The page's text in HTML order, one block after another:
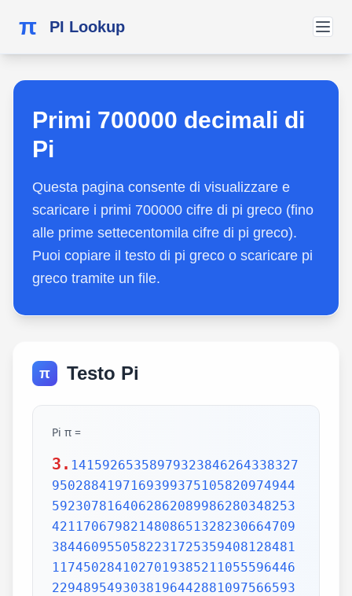
π PI Lookup
Primi 700000 decimali di
Pi
Questa pagina consente di visualizzare e
scaricare i primi 700000 cifre di pi greco (fino
alle prime settecentomila cifre di pi greco).
Puoi copiare il testo di pi greco o scaricare pi
greco tramite un file.
π Testo Pi
Pi π =
3. 1415926535897932384626433832795028841971693993751058209749445923078164062862089986280348253421170679821480865132823066470938446095505822317253594081284811174502841027019385211055596446229489549303819644288109756659334461284756482337867831652712019091456485669234603486104543266482133936072602491412737245870066063155881748815209209628292540917153643678925903600113305305488204665213841469519415116094330572703657595919530921861173819326117931051185480744623799627495673518857527248912279381830119491298336733624406566430860213949463952247371907021798609437027705392171762931767523846748184676694051320005681271452635608277857713427577896091736371787214684409012249534301465495853710507922796892589235420199561121290219608640344181598136297747713099605187072113499999983729780499510597317328160963185950244594553469083026425223082533446850352619311881710100031378387528865875332083814206171776691473035982534904287554687311595628638823537875937519577818577805321712268066130019278766111959092164201989380952572010654858632788659361533818279682303019520353018529689957736225994138912497217752834791315155748572424541506959508295331168617278558890750983817546374649393192550604009277016711390098488240128583616035637076601047101819429555961989467678374494482553797747268471040475346462080466842590694912933136770289891521047521620569660240580381501935112533824300355876402474964732639141992726042699227967823547816360093417216412199245863150302861829745557067498385054945885869269956909272107975093029553211653449872027559602364806654991198818347977535663698074265425278625518184175746728909777727938000816470600161452491921732172147723501414419735685481613611573525521334757418494684385233239073941433345477624168625189835694855620992192221842725502542568876717904946016534668049886272327917860857843838279679766814541009538837863609506800642251252051173929848960841284886269456042419652850222106611863067442786220391949450471237137869609563643719172874677646575739624138908658326459958133904780275900994657640789512694683983525957098258226205224894077267194782684826014769909026401363944374553050682034962524517493996514314298091906592509372216964615157098583874105978859597729754989301617539284681382686838689427741559918559252459539594310499725246808459872736446958486538367362226260991246080512438843904512441365497627807977156914359977001296160894416948685558484063534220722258284886481584560285060168427394522674676788952521385225499546667278239864565961163548862305774564980355936345681743241125150760694794510965960940252288797108931456691368672287489405601015033086179286809208747609178249385890097149096759852613655497818931297848216829989487226588048575640142704775551323796414515237462343645428584447952658678210511413547357395231134271661021359695362314429524849371871101457654035902799344037420073105785390621983874478084784896833214457138687519435064302184531910484810053706146806749192781911979399520614196634287544406437451237181921799983910159195618146751426912397489409071864942319615679452080951465502252316038819301420937621378559566389377870830390697920773467221825625996615014215030680384477345492026054146659252014974428507325186660021324340881907104863317346496514539057962685610055081066587969981635747363840525714591028970641401109712062804390397595156771577004203378699360072305587631763594218731251471205329281918261861258673215791984148488291644706095752706957220917567116722910981690915280173506712748583222871835209353965725121083579151369882091444210067510334671103141267111369908658516398315019701651511685171437657618351556508849099898599823873455283316355076479185358932261854896321329330898570642046752590709154814165498594616371802709819943099244889575712828905923233260972997120844335732654893823911932597463667305836041428138830320382490375898524374417029132765618093773444030707469211201913020330380197621101100449293215160842444859637669838952286847831235526582131449576857262433441893039686426243410773226978028073189154411010446823252716201052652272111660396665573092547110557853763466820653109896526918620564769312570586356620185581007293606598764861179104533488503461136576867532494416680396265797877185560845529654126654085306143444318586769751456614068007002378776591344017127494704205622305389945613140711270004078547332699390814546646458807972708266830634328587856983052358089330657574067954571637752542021149557615814002501262285941302164715509792592309907965473761255176567513575178296664547791745011299614890304639947132962107340437518957359614589019389713111790429782856475032031986915140287080859904801094121472213179476477726224142548545403321571853061422881375850430633217518297986622371721591607716692547487389866549494501146540628433663937900397692656721463853067360965712091807638327166416274888800786925602902284721040317211860820419000422966171196377921337575114959501566049631862947265473642523081770367515906735023507283540567040386743513622224771589150495309844489333096340878076932599397805419341447377441842631298608099888687413260472156951623965864573021631598193195167353812974167729478672422924654366800980676928238280689964004824354037014163149658979409243237896907069779422362508221688957383798623001593776471651228935786015881617557829735233446042815126272037343146531977774160319906655418763979293344195215413418994854447345673831624993419131814809277771038638773431772075456545322077709212019051660962804909263601975988281613323166636528619326686336062735676303544776280350450777235547105859548702790814356240145171806246436267945612753181340783303362542327839449753824372058353114771199260638133467768796959703098339130771098704085913374641442822772634659470474587847787201927715280731767907707157213444730605700733492436931138350493163128404251219256517980694113528013147013047816437885185290928545201165839341965621349143415956258658655705526904965209858033850722426482939728584783163057777560688876446248246857926039535277348030480290058760758251047470916439613626760449256274204208320856611906254543372131535958450687724602901618766795240616342522577195429162991930645537799140373404328752628889639958794757291746426357455254079091451357111369410911939325191076020825202618798531887705842972591677813149699009019211697173727847684726860849003377024242916513005005168323364350389517029893922334517220138128069650117844087451960121228599371623130171144484640903890644954440061986907548516026327505298349187407866808818338510228334508504860825039302133219715518430635455007668282949304137765527939751754613953984683393638304746119966538581538420568533862186725233402830871123282789212507712629463229563989898935821167456270102183564622013496715188190973038119800497340723961036854066431939509790190699639552453005450580685501956730229219139339185680344903982059551002263535361920419947455385938102343955449597783779023742161727111723643435439478221818528624085140066604433258885698670543154706965747458550332323342107301545940516553790686627333799585115625784322988273723198987571415957811196358330059408730681216028764962867446047746491599505497374256269010490377819868359381465741268049256487985561453723478673303904688383436346553794986419270563872931748723320837601123029911367938627089438799362016295154133714248928307220126901475466847653576164773794675200490757155527819653621323926406160136358155907422020203187277605277219005561484255518792530343513984425322341576233610642506390497500865627109535919465897514131034822769306247435363256916078154781811528436679570611086153315044521274739245449454236828860613408414863776700961207151249140430272538607648236341433462351897576645216413767969031495019108575984423919862916421939949072362346468441173940326591840443780513338945257423995082965912285085558215725031071257012668302402929525220118726767562204154205161841634847565169998116141010029960783869092916030288400269104140792886215078424516709087000699282120660418371806535567252532567532861291042487761825829765157959847035622262934860034158722980534989650226291748788202734209222245339856264766914905562842503912757710284027998066365825488926488025456610172967026640765590429099456815065265305371829412703369313785178609040708667114965583434347693385781711386455873678123014587687126603489139095620099393610310291616152881384379099042317473363948045759314931405297634757481193567091101377517210080315590248530906692037671922033229094334676851422144773793937517034436619910403375111735471918550464490263655128162288244625759163330391072253837421821408835086573917715096828874782656995995744906617583441375223970968340800535598491754173818839994469748676265516582765848358845314277568790029095170283529716344562129640435231176006651012412006597558512761785838292041974844236080071930457618932349229279650198751872127267507981255470958904556357921221033346697499235630254947802490114195212382815309114079073860251522742995818072471625916685451333123948049470791191532673430282441860414263639548000448002670496248201792896476697583183271314251702969234889627668440323260927524960357996469256504936818360900323809293459588970695365349406034021665443755890045632882250545255640564482465151875471196218443965825337543885690941130315095261793780029741207665147939425902989695946995565761218656196733786236256125216320862869222103274889218654364802296780705765615144632046927906821207388377814233562823608963208068222468012248261177185896381409183903673672220888321513755600372798394004152970028783076670944474560134556417254370906979396122571429894671543578468788614445812314593571984922528471605049221242470141214780573455105008019086996033027634787081081754501193071412233908663938339529425786905076431006383519834389341596131854347546495569781038293097164651438407007073604112373599843452251610507027056235266012764848308407611830130527932054274628654036036745328651057065874882256981579367897669742205750596834408697350201410206723585020072452256326513410559240190274216248439140359989535394590944070469120914093870012645600162374288021092764579310657922955249887275846101264836999892256959688159205600101655256375678